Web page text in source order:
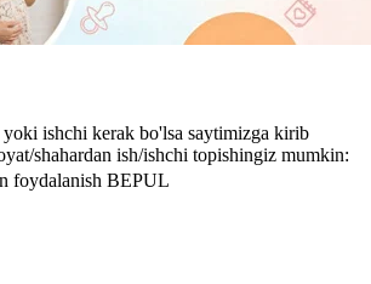
ishchi kerak bo'lsa saytimizga kirib
shahardan ish/ishchi topishingiz mumkin:
foydalanish BEPUL